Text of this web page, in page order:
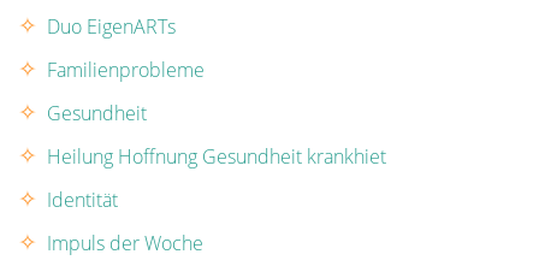
Duo EigenARTs
Familienprobleme
Gesundheit
Heilung Hoffnung Gesundheit krankhiet
Identität
Impuls der Woche